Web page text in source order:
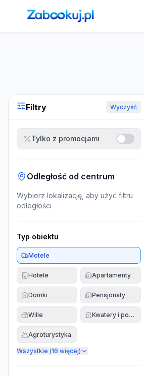
Strona główna ›Noclegi
Filtry Wyczyść
Tylko z promocjami
Odległość od centrum
Wybierz lokalizację, aby użyć filtru
odległości
Typ obiektu
Motele
Hotele Apartamenty
Domki Pensjonaty
Wille Kwatery i pokoje
Agroturystyka
Wszystkie (16 więcej)